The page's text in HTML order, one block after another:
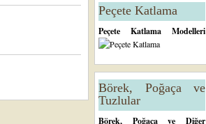
Peçete Katlama
Peçete Katlama Modelleri
Börek, Poğaça ve
Tuzlular
Börek, Poğaça ve Diğer